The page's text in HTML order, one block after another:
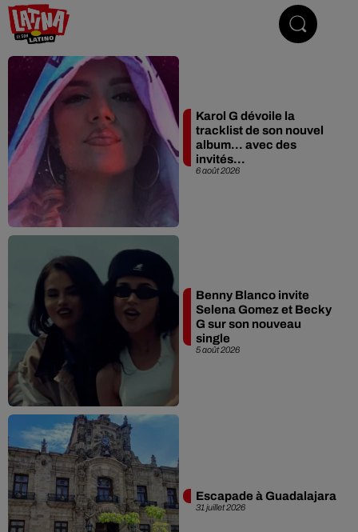
6 août 2026
Karol G dévoile la
tracklist de son nouvel
album… avec des
invités...
5 août 2026
Benny Blanco invite
Selena Gomez et Becky
G sur son nouveau
single
31 juillet 2026
Escapade à Guadalajara